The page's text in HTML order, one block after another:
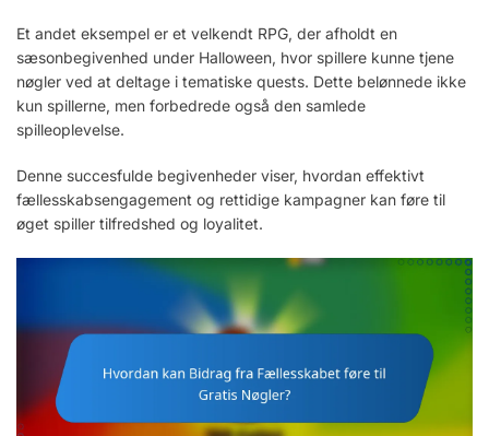
Et andet eksempel er et velkendt RPG, der afholdt en
sæsonbegivenhed under Halloween, hvor spillere kunne tjene
nøgler ved at deltage i tematiske quests. Dette belønnede ikke
kun spillerne, men forbedrede også den samlede
spilleoplevelse.
Denne succesfulde begivenheder viser, hvordan effektivt
fællesskabsengagement og rettidige kampagner kan føre til
øget spiller tilfredshed og loyalitet.